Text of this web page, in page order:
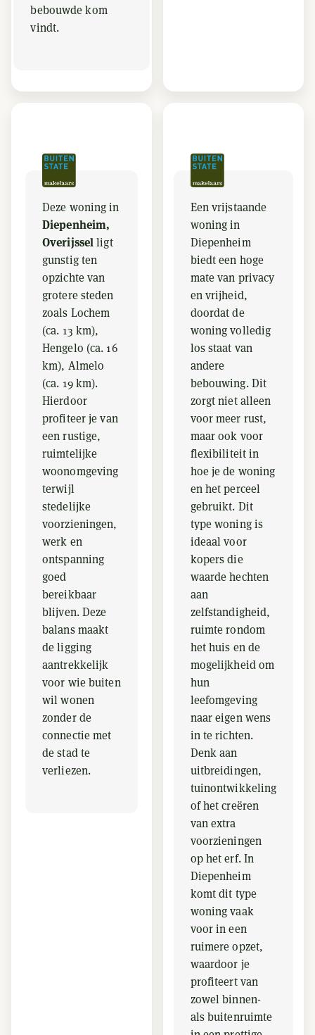
bebouwde kom
vindt.
Deze woning in
Diepenheim,
Overijsselligt
gunstig ten
opzichte van
grotere steden
zoals Lochem
(ca. 13 km),
Hengelo (ca. 16
km), Almelo
(ca. 19 km).
Hierdoor
profiteer je van
een rustige,
ruimtelijke
woonomgeving
terwijl
stedelijke
voorzieningen,
werk en
ontspanning
goed
bereikbaar
blijven. Deze
balans maakt
de ligging
aantrekkelijk
voor wie buiten
wil wonen
zonder de
connectie met
de stad te
verliezen.
Een vrijstaande
woning in
Diepenheim
biedt een hoge
mate van privacy
en vrijheid,
doordat de
woning volledig
los staat van
andere
bebouwing. Dit
zorgt niet alleen
voor meer rust,
maar ook voor
flexibiliteit in
hoe je de woning
en het perceel
gebruikt. Dit
type woning is
ideaal voor
kopers die
waarde hechten
aan
zelfstandigheid,
ruimte rondom
het huis en de
mogelijkheid om
hun
leefomgeving
naar eigen wens
in te richten.
Denk aan
uitbreidingen,
tuinontwikkeling
of het creëren
van extra
voorzieningen
op het erf. In
Diepenheim
komt dit type
woning vaak
voor in een
ruimere opzet,
waardoor je
profiteert van
zowel binnen-
als buitenruimte